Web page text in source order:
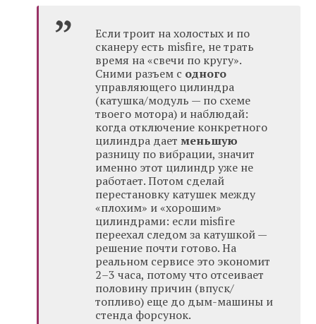
Если троит на холостых и по
сканеру есть misfire, не трать
время на «свечи по кругу».
Сними разъем с одного
управляющего цилиндра
(катушка/модуль — по схеме
твоего мотора) и наблюдай:
когда отключение конкретного
цилиндра даетменьшую
разницу по вибрации, значит
именно этот цилиндр уже не
работает. Потом сделай
перестановку катушек между
«плохим» и «хорошим»
цилиндрами: если misfire
переехал следом за катушкой —
решение почти готово. На
реальном сервисе это экономит
2–3 часа, потому что отсеивает
половину причин (впуск/
топливо) еще до дым-машины и
стенда форсунок.